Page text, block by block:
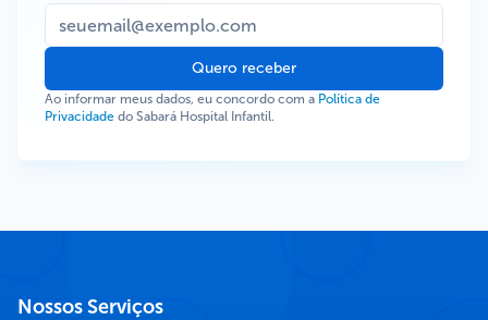
Quero receber
Ao informar meus dados, eu concordo com a Política de
Privacidade do Sabará Hospital Infantil.
Nossos Serviços